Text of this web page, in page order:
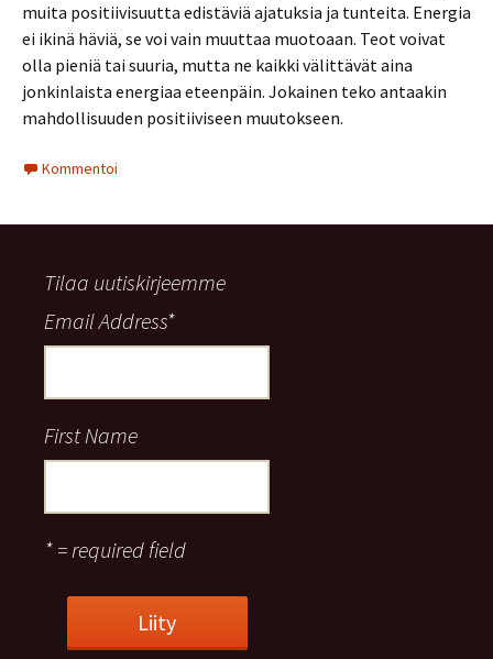
muita positiivisuutta edistäviä ajatuksia ja tunteita. Energia
ei ikinä häviä, se voi vain muuttaa muotoaan. Teot voivat
olla pieniä tai suuria, mutta ne kaikki välittävät aina
jonkinlaista energiaa eteenpäin. Jokainen teko antaakin
mahdollisuuden positiiviseen muutokseen.
Kommentoi
Tilaa uutiskirjeemme
Email Address*
First Name
* = required field